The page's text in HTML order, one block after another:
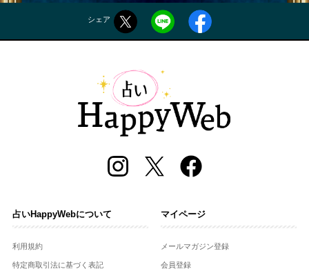
シェア
占いHappyWebについて
利用規約
特定商取引法に基づく表記
マイページ
メールマガジン登録
会員登録